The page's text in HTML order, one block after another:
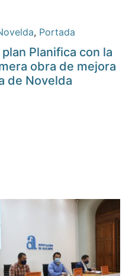
, Portada
Planifica con la
obra de mejora
de Novelda